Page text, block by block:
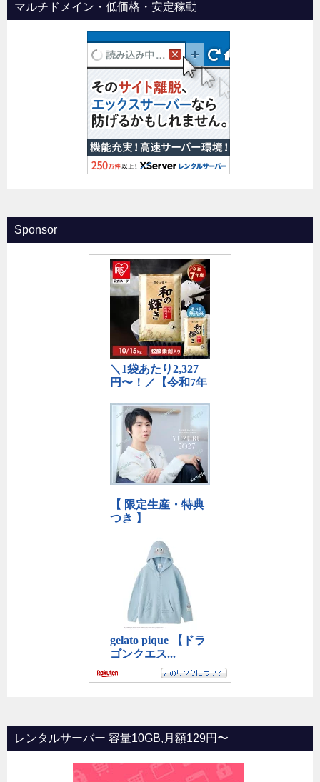
マルチドメイン・低価格・安定稼動
Sponsor
レンタルサーバー 容量10GB,月額129円〜